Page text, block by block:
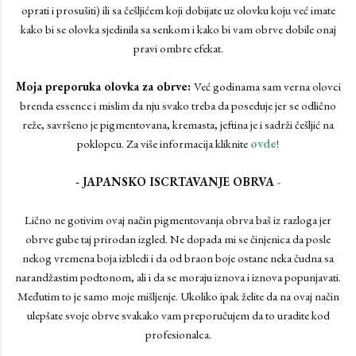
oprati i prosušiti) ili sa češljićem koji dobijate uz olovku koju već imate
kako bi se olovka sjedinila sa senkom i kako bi vam obrve dobile onaj
pravi ombre efekat.
Moja preporuka olovka za obrve: Već godinama sam verna olovci
brenda essence i mislim da nju svako treba da poseduje jer se odlično
reže, savršeno je pigmentovana, kremasta, jeftina je i sadrži češljić na
poklopcu. Za više informacija kliknite ovde!
- JAPANSKO ISCRTAVANJE OBRVA -
Lično ne gotivim ovaj način pigmentovanja obrva baš iz razloga jer
obrve gube taj prirodan izgled. Ne dopada mi se činjenica da posle
nekog vremena boja izbledi i da od braon boje ostane neka čudna sa
narandžastim podtonom, ali i da se moraju iznova i iznova popunjavati.
Međutim to je samo moje mišljenje. Ukoliko ipak želite da na ovaj način
ulepšate svoje obrve svakako vam preporučujem da to uradite kod
profesionalca.